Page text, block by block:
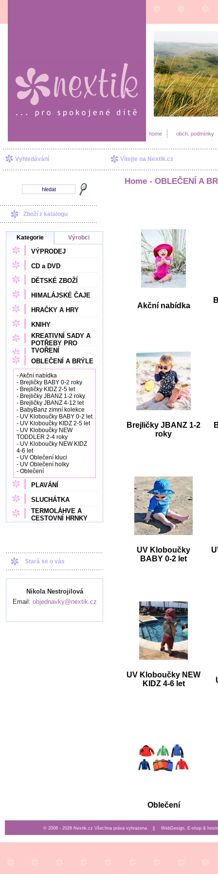
home obch. podmínky
Vyhledávání Vítejte na Nextik.cz
Zboží z katalogu
Kategorie Výrobci
VÝPRODEJ
CD a DVD
DĚTSKÉ ZBOŽÍ
HIMALÁJSKÉ ČAJE
HRAČKY A HRY
KNIHY
KREATIVNÍ SADY A
POTŘEBY PRO
TVOŘENÍ
OBLEČENÍ A BRÝLE
- Akční nabídka
- Brejličky BABY 0-2 roky
- Brejličky KIDZ 2-5 let
- Brejličky JBANZ 1-2 roky
- Brejličky JBANZ 4-12 let
- BabyBanz zimní kolekce
- UV Kloboučky BABY 0-2 let
- UV Kloboučky KIDZ 2-5 let
- UV Kloboučky NEW
TODDLER 2-4 roky
- UV Kloboučky NEW KIDZ
4-6 let
- UV Oblečení kluci
- UV Oblečení holky
- Oblečení
PLAVÁNÍ
SLUCHÁTKA
TERMOLÁHVE A
CESTOVNÍ HRNKY
Stará se o vás
Nikola Nestrojilová
Email: objednavky@nextik.cz
Home - OBLEČENÍ A
Akční nabídka
Brejličky JBANZ 1-2
roky
UV Kloboučky
BABY 0-2 let
UV Kloboučky NEW
KIDZ 4-6 let
Oblečení
© 2008 - 2026 Nextik.cz Všechna práva vyhrazena || WebDesign, E-shop &